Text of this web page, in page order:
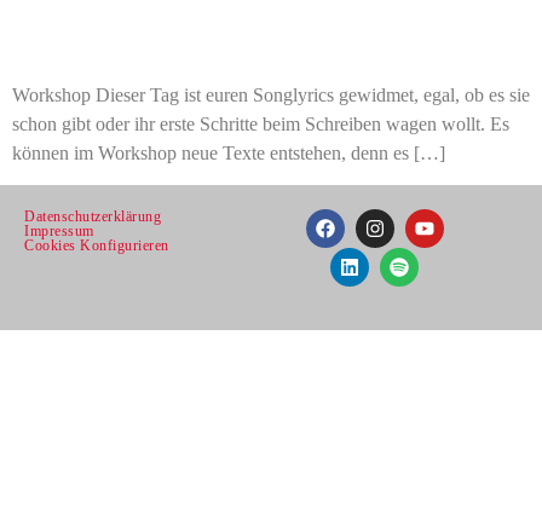
Workshop Dieser Tag ist euren Songlyrics gewidmet, egal, ob es sie
schon gibt oder ihr erste Schritte beim Schreiben wagen wollt. Es
können im Workshop neue Texte entstehen, denn es […]
Datenschutzerklärung
Impressum
Cookies Konfigurieren